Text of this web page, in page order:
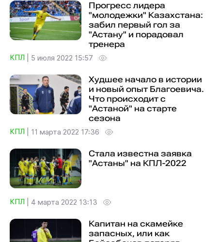
Прогресс лидера
"молодежки" Казахстана:
забил первый гол за
"Астану" и порадовал
тренера
КПЛ 5 июля 2022 15:57
Худшее начало в истории
и новый опыт Благоевича.
Что происходит с
"Астаной" на старте
сезона
КПЛ 11 марта 2022 17:36
Стала известна заявка
"Астаны" на КПЛ-2022
КПЛ 4 марта 2022 13:13
Капитан на скамейке
запасных, или как